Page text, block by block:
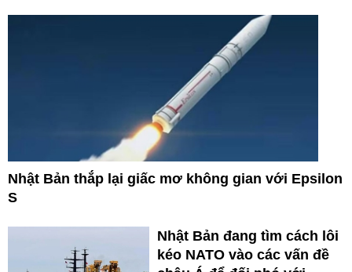
Nhật Bản thắp lại giấc mơ không gian với Epsilon
S
Nhật Bản đang tìm cách lôi
kéo NATO vào các vấn đề